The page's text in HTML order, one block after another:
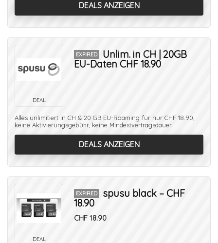
DEALS ANZEIGEN
DEAL
EXPIRED
Unlim. in CH | 20GB
EU-Daten CHF 18.90
Alles unlimitiert in CH & 20 GB EU-Roaming für nur CHF 18.90,
keine Aktivierungsgebühr, keine Mindestvertragsdauer
DEALS ANZEIGEN
DEAL
EXPIRED
spusu black – CHF
18.90
CHF 18.90